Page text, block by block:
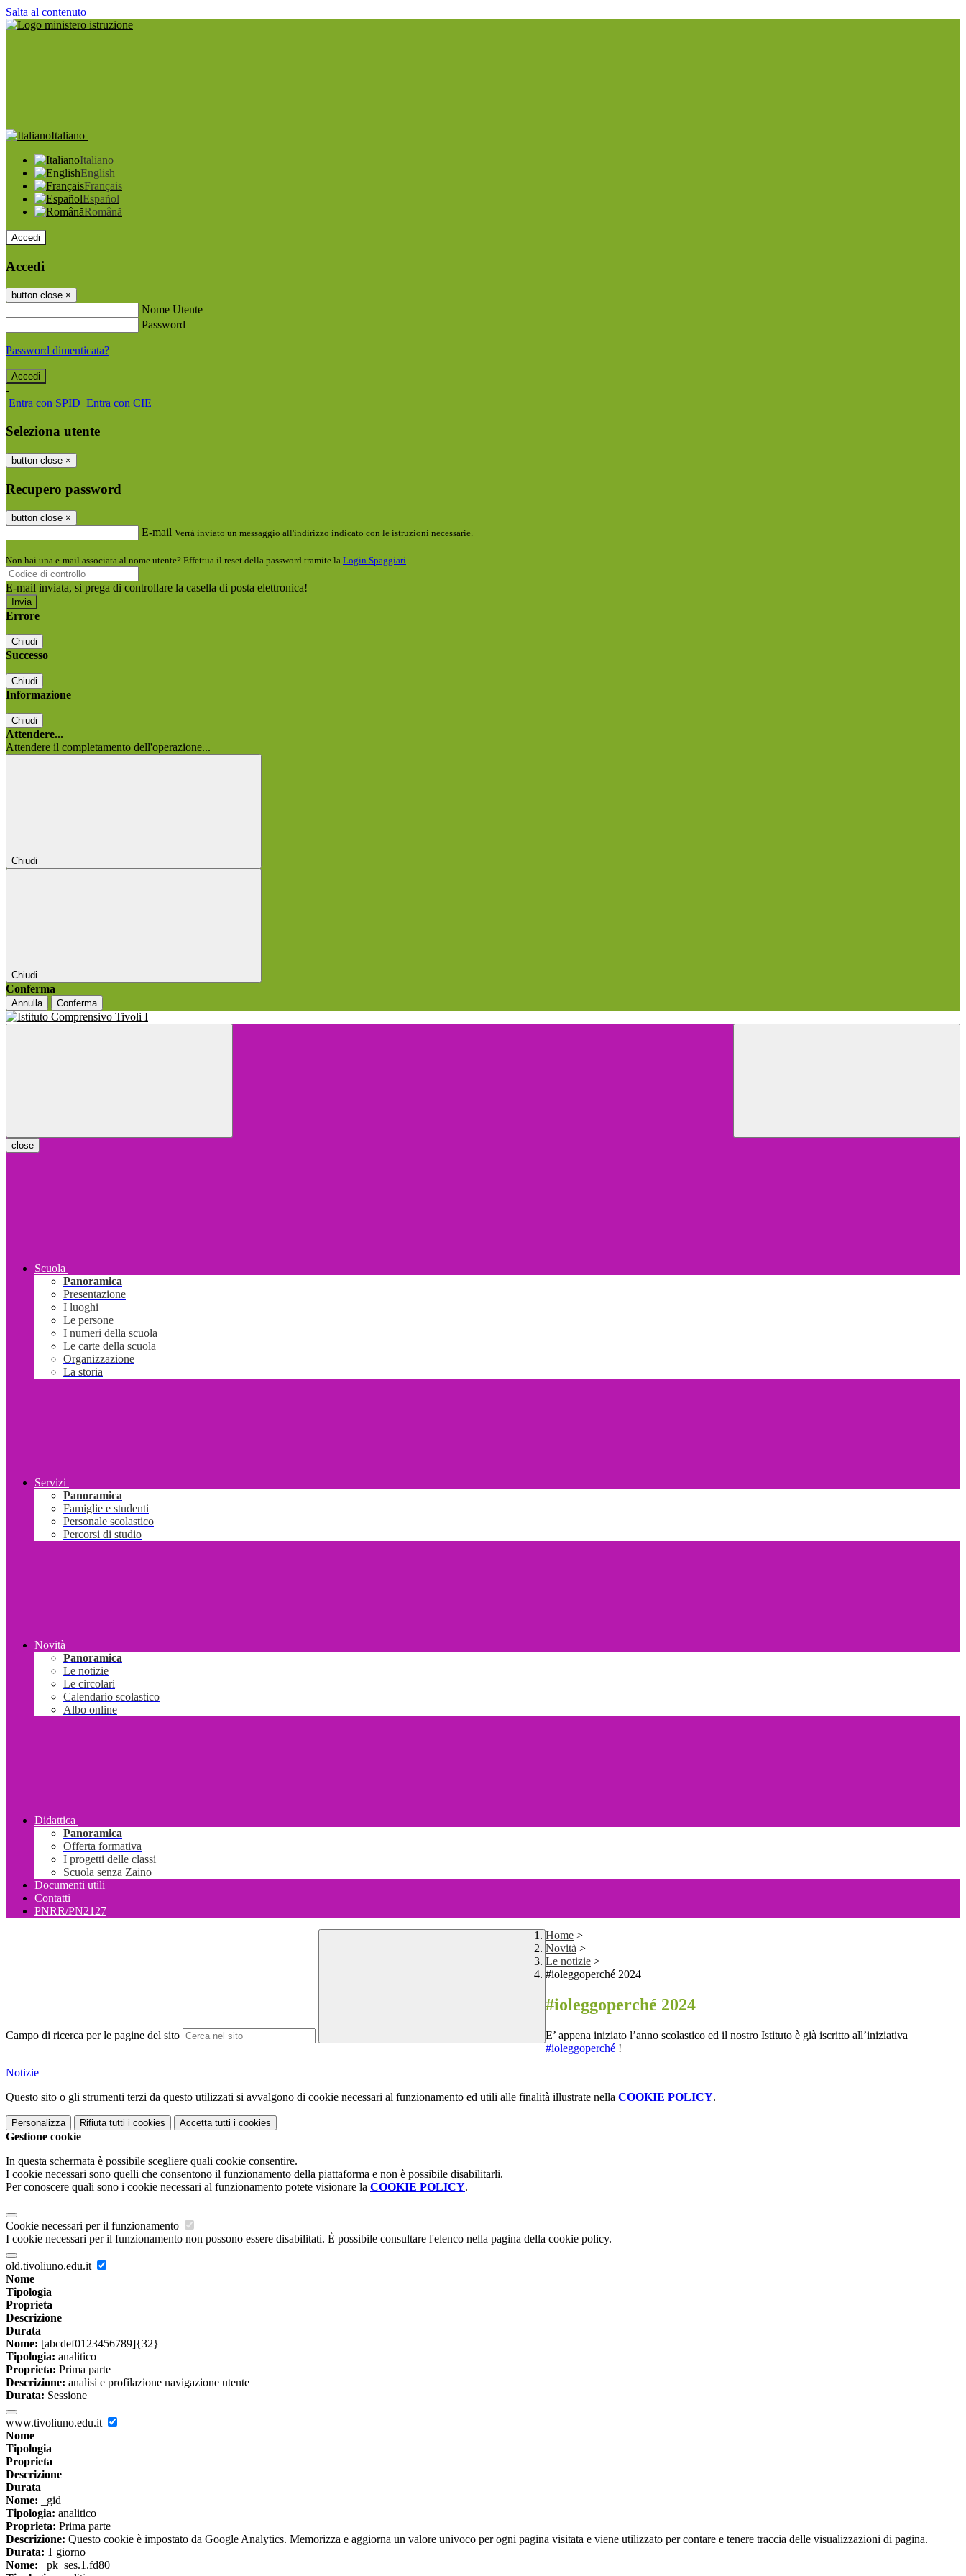
Salta al contenuto
Italiano
Italiano
English
Français
Español
Română
Accedi
Accedi
button close ×
Nome Utente
Password
Password dimenticata?
-
Entra con SPID Entra con CIE
Seleziona utente
button close ×
Recupero password
button close ×
E-mail Verrà inviato un messaggio all'indirizzo indicato con le istruzioni necessarie.
Non hai una e-mail associata al nome utente? Effettua il reset della password tramite la Login Spaggiari
E-mail inviata, si prega di controllare la casella di posta elettronica!
Errore
Chiudi
Successo
Chiudi
Informazione
Chiudi
Attendere...
Attendere il completamento dell'operazione...
Chiudi
Chiudi
Conferma
Annulla Conferma
close
Scuola
Panoramica
Presentazione
I luoghi
Le persone
I numeri della scuola
Le carte della scuola
Organizzazione
La storia
Servizi
Panoramica
Famiglie e studenti
Personale scolastico
Percorsi di studio
Novità
Panoramica
Le notizie
Le circolari
Calendario scolastico
Albo online
Didattica
Panoramica
Offerta formativa
I progetti delle classi
Scuola senza Zaino
Documenti utili
Contatti
PNRR/PN2127
Campo di ricerca per le pagine del sito
Home >
Novità >
Le notizie >
#ioleggoperché 2024
#ioleggoperché 2024
E’ appena iniziato l’anno scolastico ed il nostro Istituto è già iscritto all’iniziativa
#ioleggoperché !
Notizie
Questo sito o gli strumenti terzi da questo utilizzati si avvalgono di cookie necessari al funzionamento ed utili alle finalità illustrate nella COOKIE POLICY.
Personalizza Rifiuta tutti i cookies Accetta tutti i cookies
Gestione cookie
In questa schermata è possibile scegliere quali cookie consentire.
I cookie necessari sono quelli che consentono il funzionamento della piattaforma e non è possibile disabilitarli.
Per conoscere quali sono i cookie necessari al funzionamento potete visionare la COOKIE POLICY.
Cookie necessari per il funzionamento
I cookie necessari per il funzionamento non possono essere disabilitati. È possibile consultare l'elenco nella pagina della cookie policy.
old.tivoliuno.edu.it
Nome
Tipologia
Proprieta
Descrizione
Durata
Nome: [abcdef0123456789]{32}
Tipologia: analitico
Proprieta: Prima parte
Descrizione: analisi e profilazione navigazione utente
Durata: Sessione
www.tivoliuno.edu.it
Nome
Tipologia
Proprieta
Descrizione
Durata
Nome: _gid
Tipologia: analitico
Proprieta: Prima parte
Descrizione: Questo cookie è impostato da Google Analytics. Memorizza e aggiorna un valore univoco per ogni pagina visitata e viene utilizzato per contare e tenere traccia delle visualizzazioni di pagina.
Durata: 1 giorno
Nome: _pk_ses.1.fd80